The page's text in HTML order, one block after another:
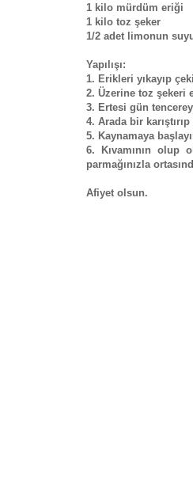
1 kilo mürdüm eriği
1 kilo toz şeker
1/2 adet limonun
Yapılışı:
1. Erikleri yıkayıp
2. Üzerine toz şekeri
3. Ertesi gün
4. Arada bir
5. Kaynamaya
6. Kıvamının olup
parmağınızla
Afiyet olsun.